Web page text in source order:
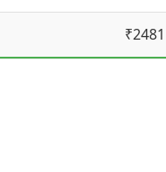
₹2481